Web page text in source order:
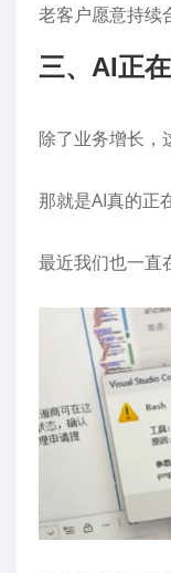
老客户愿意持续
三、AI正
除了业务增长，
那就是AI真的正
最近我们也一直